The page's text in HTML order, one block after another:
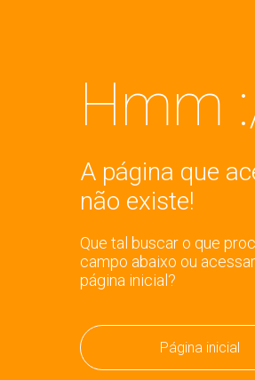
Hmm
A página que
não existe!
Que tal buscar o que
campo abaixo ou
página inicial?
Página inicial